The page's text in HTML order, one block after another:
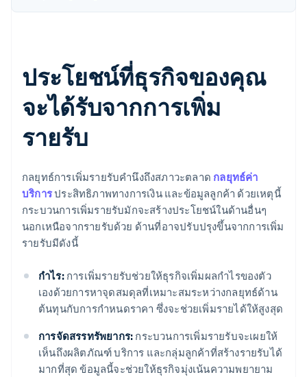
ประโยชน์ที่ธุรกิจของคุณ
จะได้รับจากการเพิ่ม
รายรับ
กลยุทธ์การเพิ่มรายรับคำนึงถึงสภาวะตลาด กลยุทธ์ค่า
บริการประสิทธิภาพทางการเงิน และข้อมูลลูกค้า ด้วยเหตุนี้
กระบวนการเพิ่มรายรับมักจะสร้างประโยชน์ในด้านอื่นๆ
นอกเหนือจากรายรับด้วย ด้านที่อาจปรับปรุงขึ้นจากการเพิ่ม
รายรับมีดังนี้
กำไร:การเพิ่มรายรับช่วยให้ธุรกิจเพิ่มผลกําไรของตัว
เองด้วยการหาจุดสมดุลที่เหมาะสมระหว่างกลยุทธ์ด้าน
ต้นทุนกับการกําหนดราคา ซึ่งจะช่วยเพิ่มรายได้ให้สูงสุด
การจัดสรรทรัพยากร: กระบวนการเพิ่มรายรับจะเผยให้
เห็นถึงผลิตภัณฑ์ บริการ และกลุ่มลูกค้าที่สร้างรายรับได้
มากที่สุด ข้อมูลนี้จะช่วยให้ธุรกิจมุ่งเน้นความพยายาม